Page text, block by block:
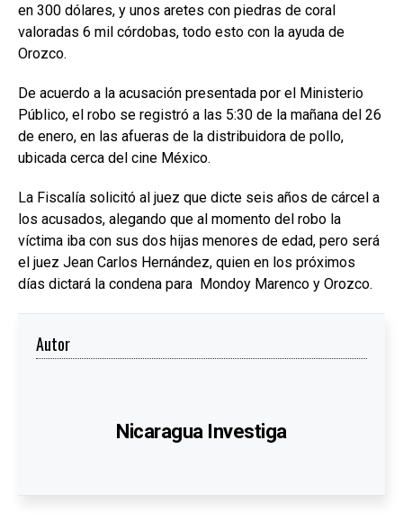
en 300 dólares, y unos aretes con piedras de coral
valoradas 6 mil córdobas, todo esto con la ayuda de
Orozco.
De acuerdo a la acusación presentada por el Ministerio
Público, el robo se registró a las 5:30 de la mañana del 26
de enero, en las afueras de la distribuidora de pollo,
ubicada cerca del cine México.
La Fiscalía solicitó al juez que dicte seis años de cárcel a
los acusados, alegando que al momento del robo la
víctima iba con sus dos hijas menores de edad, pero será
el juez Jean Carlos Hernández, quien en los próximos
días dictará la condena para Mondoy Marenco y Orozco.
Autor
Nicaragua Investiga